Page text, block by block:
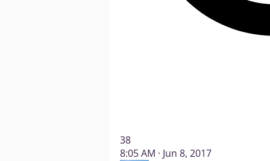
38
8:05 AM · Jun 8, 2017